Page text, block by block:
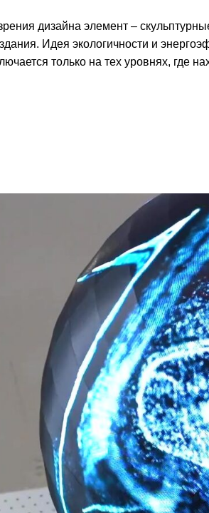
дизайна элемент –
Идея экологичности и
только на тех уровнях, где